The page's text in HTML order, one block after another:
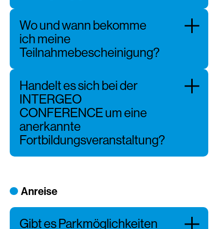
Wo und wann bekomme
ich meine
Teilnahmebescheinigung?
Handelt es sich bei der
INTERGEO
CONFERENCE um eine
anerkannte
Fortbildungsveranstaltung?
Anreise
Gibt es Parkmöglichkeiten